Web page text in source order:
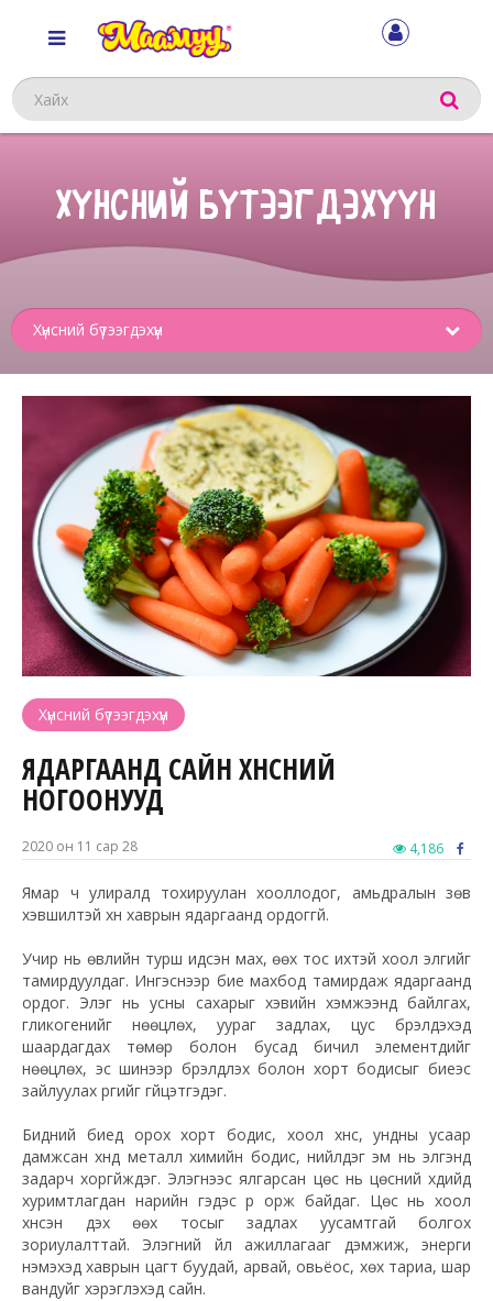
Хайх
ХҮНСНИЙ БҮТЭЭГДЭХҮҮН
Хүнсний бүтээгдэхүүн
ЯДАРГААНД САЙН ХҮНСНИЙ
НОГООНУУД
2020 он 11 сар 28 4,186
Ямар ч улиралд тохируулан хооллодог, амьдралын зөв
хэвшилтэй хүн хаврын ядаргаанд ордоггүй.
Учир нь өвлийн турш идсэн мах, өөх тос ихтэй хоол элгийг
тамирдуулдаг. Ингэснээр бие махбод тамирдаж ядаргаанд
ордог. Элэг нь усны сахарыг хэвийн хэмжээнд байлгах,
гликогенийг нөөцлөх, уураг задлах, цус бүрэлдэхэд
шаардагдах төмөр болон бусад бичил элементүүдийг
нөөцлөх, эс шинээр бүрэлдүүлэх болон хорт бодисыг биеэс
зайлуулах үүргийг гүйцэтгэдэг.
Бидний биед орох хорт бодис, хоол хүнс, ундны усаар
дамжсан хүнд металл химийн бодис, нийлдэг эм нь элгэнд
задарч хоргүйждэг. Элэгнээс ялгарсан цөс нь цөсний хүүдийд
хуримтлагдан нарийн гэдэс рүү орж байдаг. Цөс нь хоол
хүнсэн дэх өөх тосыг задлах уусамтгай болгох
зориулалттай. Элэгний үйл ажиллагааг дэмжиж, энерги
нэмэхэд хаврын цагт буудай, арвай, овьёос, хөх тариа, шар
вандуйг хэрэглэхэд сайн.